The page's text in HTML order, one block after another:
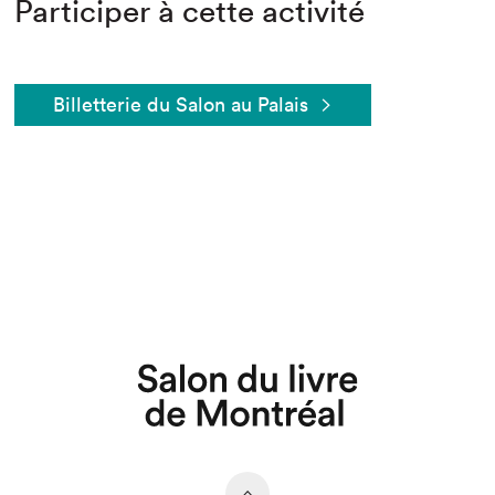
Participer à cette activité
Billetterie du Salon au Palais